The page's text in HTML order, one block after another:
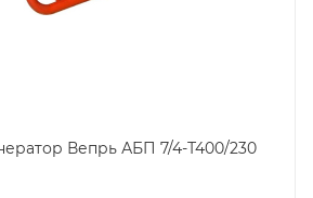
Вепрь АБП 7/4-Т400/230